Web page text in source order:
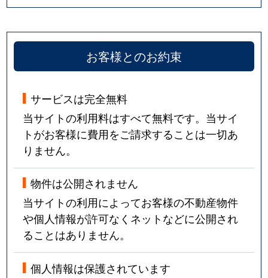
お客様とのお約束
サービスは完全無料
当サイトの利用料はすべて無料です。当サイ
トがお客様に費用をご請求することは一切あ
りません。
物件は公開されません
当サイトの利用によってお客様の不動産物件
や個人情報が許可なくネットなどに公開され
ることはありません。
個人情報は保護されています